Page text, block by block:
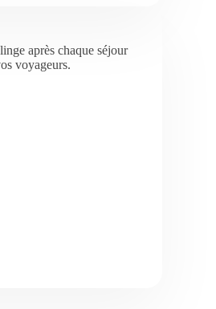
après chaque séjour
voyageurs.